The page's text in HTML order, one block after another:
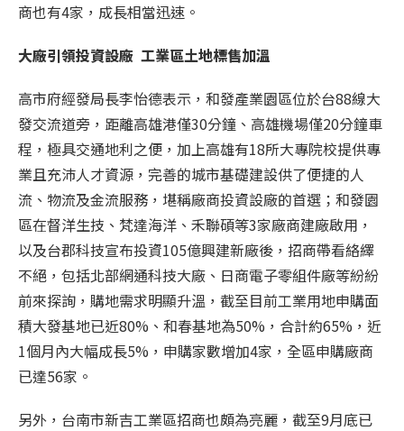
商也有4家，成長相當迅速。
大廠引領投資設廠 工業區土地標售加溫
高市府經發局長李怡德表示，和發產業園區位於台88線大
發交流道旁，距離高雄港僅30分鐘、高雄機場僅20分鐘車
程，極具交通地利之便，加上高雄有18所大專院校提供專
業且充沛人才資源，完善的城市基礎建設供了便捷的人
流、物流及金流服務，堪稱廠商投資設廠的首選；和發園
區在督洋生技、梵達海洋、禾聯碩等3家廠商建廠啟用，
以及台郡科技宣布投資105億興建新廠後，招商帶看絡繹
不絕，包括北部網通科技大廠、日商電子零組件廠等紛紛
前來探詢，購地需求明顯升溫，截至目前工業用地申購面
積大發基地已近80%、和春基地為50%，合計約65%，近
1個月內大幅成長5%，申購家數增加4家，全區申購廠商
已達56家。
另外，台南市新吉工業區招商也頗為亮麗，截至9月底已